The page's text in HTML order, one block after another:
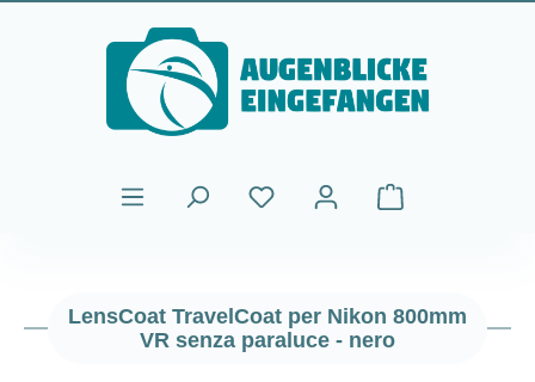
Passa al contenuto principale
Il carrello
LensCoat TravelCoat per Nikon 800mm
VR senza paraluce - nero